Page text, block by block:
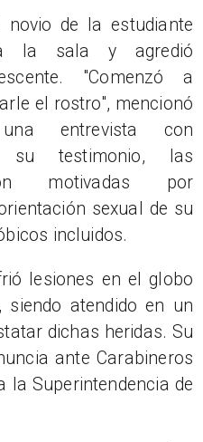
de la estudiante
a la sala y agredió
"Comenzó a
el rostro", mencionó
entrevista con
su testimonio, las
motivadas por
sexual de su
incluidos.
lesiones en el globo
atendido en un
dichas heridas. Su
ante Carabineros
la Superintendencia de